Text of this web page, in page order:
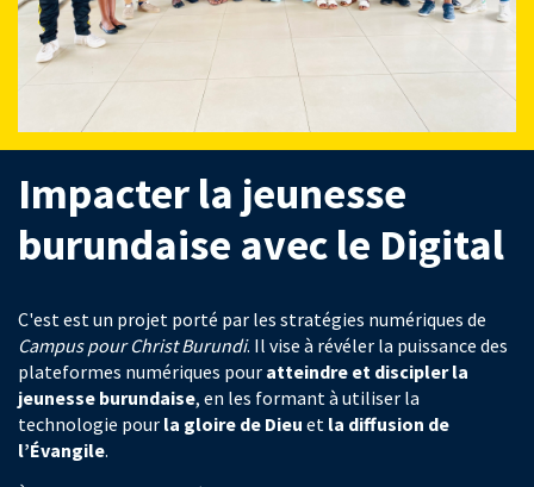
Impacter la jeunesse
burundaise avec le Digital
C'est est un projet porté par les stratégies numériques de
Campus pour Christ Burundi. Il vise à révéler la puissance des
plateformes numériques pour atteindre et discipler la
jeunesse burundaise, en les formant à utiliser la
technologie pour la gloire de Dieu et la diffusion de
l’Évangile.